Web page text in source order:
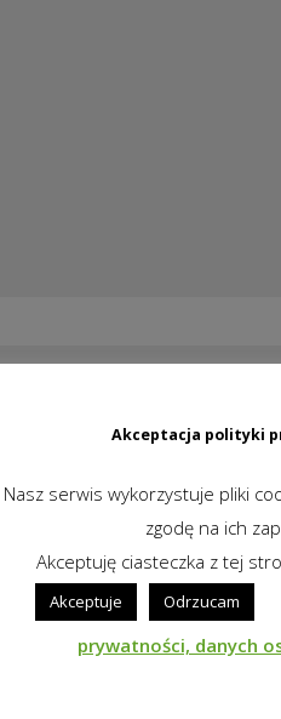
Akceptacja polityki
Nasz serwis wykorzystuje pliki
zgodę na ich
Akceptuję ciasteczka z tej
Akceptuje Odrzucam
prywatności, danych